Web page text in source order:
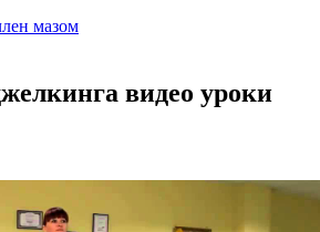
мазом
видео уроки